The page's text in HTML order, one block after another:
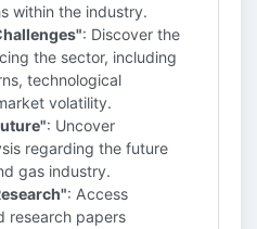
within the industry.
: Discover the
the sector, including
technological
volatility.
: Uncover
regarding the future
gas industry.
: Access
research papers